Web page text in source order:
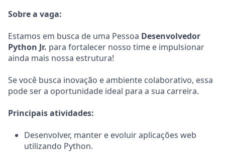
Sobre a vaga:
Estamos em busca de uma Pessoa Desenvolvedor
Python Jr. para fortalecer nosso time e impulsionar
ainda mais nossa estrutura!
Se você busca inovação e ambiente colaborativo, essa
pode ser a oportunidade ideal para a sua carreira.
Principais atividades:
Desenvolver, manter e evoluir aplicações web
utilizando Python.